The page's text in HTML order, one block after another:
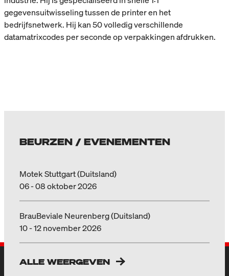
gegevensuitwisseling tussen de printer en het
bedrijfsnetwerk. Hij kan 50 volledig verschillende
datamatrixcodes per seconde op verpakkingen afdrukken.
BEURZEN / EVENEMENTEN
Motek Stuttgart (Duitsland)
06 - 08 oktober 2026
BrauBeviale Neurenberg (Duitsland)
10 - 12 november 2026
ALLE WEERGEVEN